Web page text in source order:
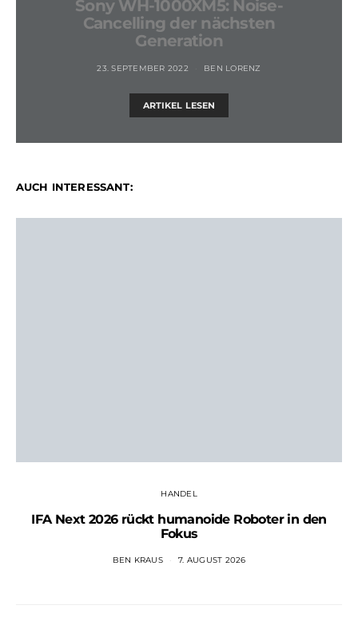
Sony WH-1000XM5: Noise-
Cancelling der nächsten
Generation
23. SEPTEMBER 2022 BEN LORENZ
ARTIKEL LESEN
AUCH INTERESSANT:
HANDEL
IFA Next 2026 rückt humanoide Roboter in den
Fokus
BEN KRAUS 7. AUGUST 2026